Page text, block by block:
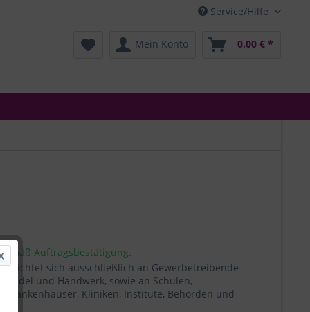
Service/Hilfe
Mein Konto 0,00 € *
Auftragsbestätigung.
richtet sich ausschließlich an Gewerbetreibende
und Handwerk, sowie an Schulen,
Krankenhäuser, Kliniken, Institute, Behörden und